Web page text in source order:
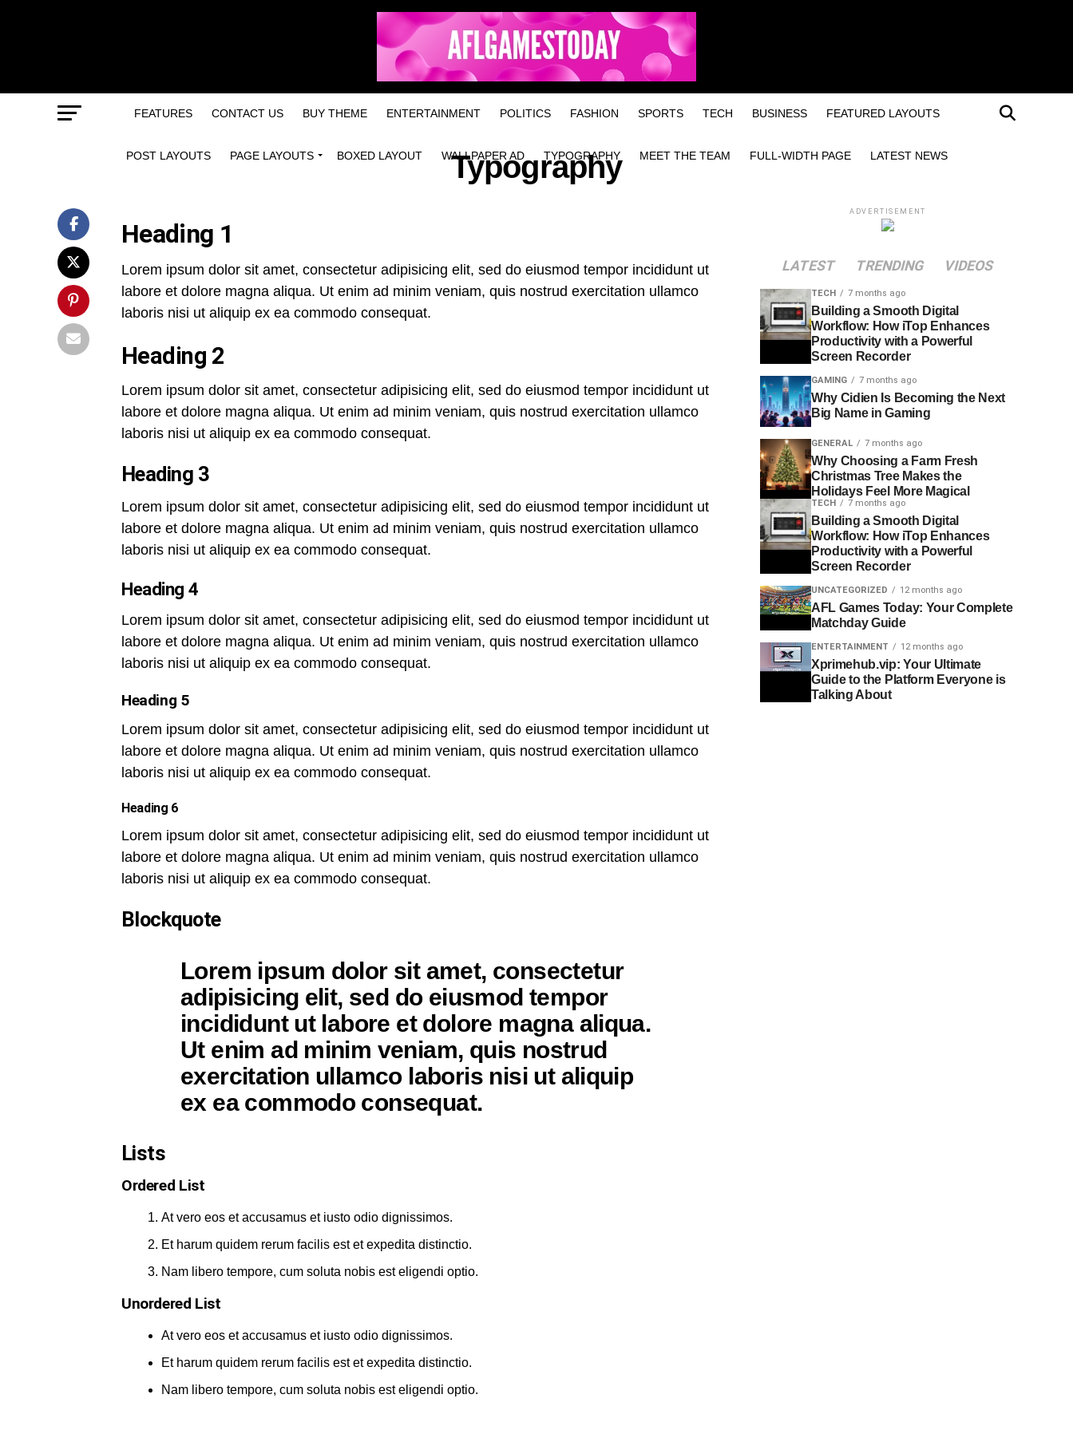
FEATURES CONTACT US BUY THEME ENTERTAINMENT POLITICS FASHION SPORTS TECH BUSINESS FEATURED LAYOUTS
POST LAYOUTS PAGE LAYOUTS BOXED LAYOUT WALLPAPER AD TYPOGRAPHY MEET THE TEAM FULL-WIDTH PAGE LATEST NEWS
Typography
Heading 1
Lorem ipsum dolor sit amet, consectetur adipisicing elit, sed do eiusmod tempor incididunt ut
labore et dolore magna aliqua. Ut enim ad minim veniam, quis nostrud exercitation ullamco
laboris nisi ut aliquip ex ea commodo consequat.
Heading 2
Lorem ipsum dolor sit amet, consectetur adipisicing elit, sed do eiusmod tempor incididunt ut
labore et dolore magna aliqua. Ut enim ad minim veniam, quis nostrud exercitation ullamco
laboris nisi ut aliquip ex ea commodo consequat.
Heading 3
Lorem ipsum dolor sit amet, consectetur adipisicing elit, sed do eiusmod tempor incididunt ut
labore et dolore magna aliqua. Ut enim ad minim veniam, quis nostrud exercitation ullamco
laboris nisi ut aliquip ex ea commodo consequat.
Heading 4
Lorem ipsum dolor sit amet, consectetur adipisicing elit, sed do eiusmod tempor incididunt ut
labore et dolore magna aliqua. Ut enim ad minim veniam, quis nostrud exercitation ullamco
laboris nisi ut aliquip ex ea commodo consequat.
Heading 5
Lorem ipsum dolor sit amet, consectetur adipisicing elit, sed do eiusmod tempor incididunt ut
labore et dolore magna aliqua. Ut enim ad minim veniam, quis nostrud exercitation ullamco
laboris nisi ut aliquip ex ea commodo consequat.
Heading 6
Lorem ipsum dolor sit amet, consectetur adipisicing elit, sed do eiusmod tempor incididunt ut
labore et dolore magna aliqua. Ut enim ad minim veniam, quis nostrud exercitation ullamco
laboris nisi ut aliquip ex ea commodo consequat.
Blockquote
Lorem ipsum dolor sit amet, consectetur
adipisicing elit, sed do eiusmod tempor
incididunt ut labore et dolore magna aliqua.
Ut enim ad minim veniam, quis nostrud
exercitation ullamco laboris nisi ut aliquip
ex ea commodo consequat.
Lists
Ordered List
At vero eos et accusamus et iusto odio dignissimos.
Et harum quidem rerum facilis est et expedita distinctio.
Nam libero tempore, cum soluta nobis est eligendi optio.
Unordered List
At vero eos et accusamus et iusto odio dignissimos.
Et harum quidem rerum facilis est et expedita distinctio.
Nam libero tempore, cum soluta nobis est eligendi optio.
ADVERTISEMENT
LATEST TRENDING VIDEOS
TECH 7 months ago
Building a Smooth Digital
Workflow: How iTop Enhances
Productivity with a Powerful
Screen Recorder
GAMING 7 months ago
Why Cidien Is Becoming the Next
Big Name in Gaming
GENERAL 7 months ago
Why Choosing a Farm Fresh
Christmas Tree Makes the
Holidays Feel More Magical
TECH 7 months ago
Building a Smooth Digital
Workflow: How iTop Enhances
Productivity with a Powerful
Screen Recorder
UNCATEGORIZED 12 months ago
AFL Games Today: Your Complete
Matchday Guide
ENTERTAINMENT 12 months ago
Xprimehub.vip: Your Ultimate
Guide to the Platform Everyone is
Talking About